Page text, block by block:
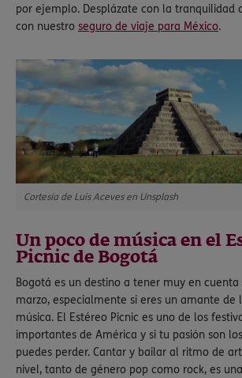
por ejemplo. Desplázate con la tranquilidad
con nuestro seguro de viaje para México.
Cortesía de Luis Aceves en Unsplash
Un poco de música en el
Picnic de Bogotá
Bogotá es un destino a tener muy en
marzo, especialmente si eres un amante de
música. El Estéreo Picnic es uno de los
importantes de América y si tu pasión son
puedes perder. Cantar y bailar al ritmo de
nivel, tanto de género pop como rock, es